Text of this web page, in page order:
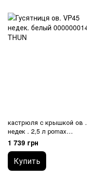
кастрюля с крышкой ов .
недек . 2,5 л pomax
00000001486 THUN
1 739 грн
Купить